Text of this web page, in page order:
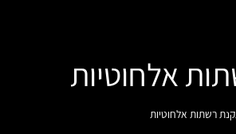
אלחוטיות
רשתות אלחוטיות